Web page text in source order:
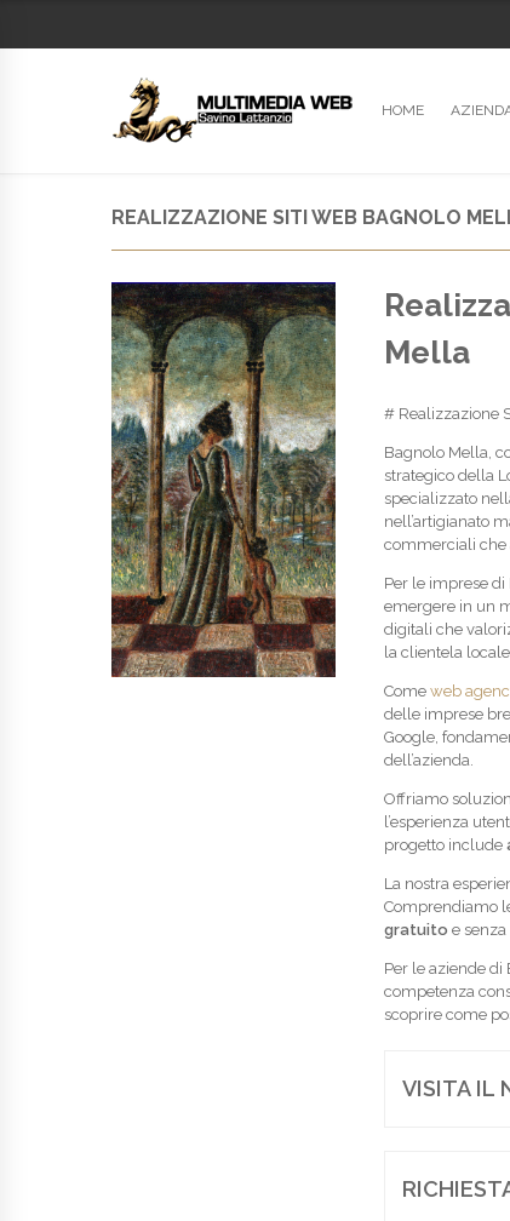
HOME
REALIZZAZIONE SITI WEB BAGNOLO
Mella
# Realizzazione
Bagnolo Mella,
strategico della
specializzato
nell’artigianato
commerciali che
Per le imprese
emergere in un
digitali che
la clientela
Come web
delle imprese
Google,
dell’azienda.
Offriamo
l’esperienza
progetto include
La nostra
Comprendiamo
gratuito e
Per le aziende
competenza
scoprire come
VISITA IL